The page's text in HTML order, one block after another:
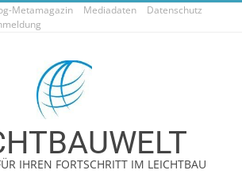
Metamagazin Mediadaten
Datenschutz
IHREN FORTSCHRITT IM LEICHTBAU